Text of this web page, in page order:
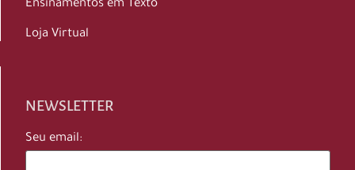
Ensinamentos em Texto
Loja Virtual
NEWSLETTER
Seu email: